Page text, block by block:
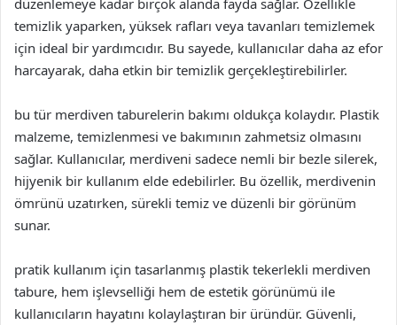
temizlik yaparken, yüksek rafları veya tavanları temizlemek
için ideal bir yardımcıdır. Bu sayede, kullanıcılar daha az efor
harcayarak, daha etkin bir temizlik gerçekleştirebilirler.
bu tür merdiven taburelerin bakımı oldukça kolaydır. Plastik
malzeme, temizlenmesi ve bakımının zahmetsiz olmasını
sağlar. Kullanıcılar, merdiveni sadece nemli bir bezle silerek,
hijyenik bir kullanım elde edebilirler. Bu özellik, merdivenin
ömrünü uzatırken, sürekli temiz ve düzenli bir görünüm
sunar.
pratik kullanım için tasarlanmış plastik tekerlekli merdiven
tabure, hem işlevselliği hem de estetik görünümü ile
kullanıcıların hayatını kolaylaştıran bir üründür. Güvenli,